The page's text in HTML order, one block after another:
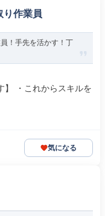
り作業員
！手先を活かす！丁
】 ・これからスキルを
気になる